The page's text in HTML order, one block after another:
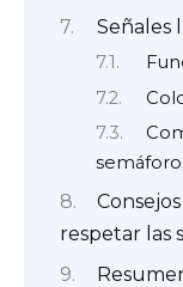
Señales
respetar las